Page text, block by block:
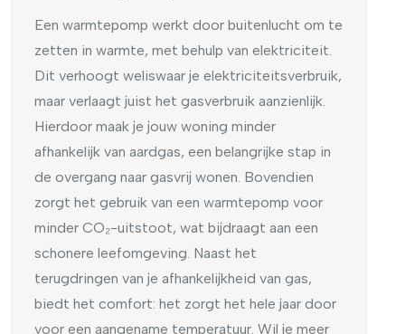
Een warmtepomp werkt door buitenlucht om te
zetten in warmte, met behulp van elektriciteit.
Dit verhoogt weliswaar je elektriciteitsverbruik,
maar verlaagt juist het gasverbruik aanzienlijk.
Hierdoor maak je jouw woning minder
afhankelijk van aardgas, een belangrijke stap in
de overgang naar gasvrij wonen. Bovendien
zorgt het gebruik van een warmtepomp voor
minder CO₂-uitstoot, wat bijdraagt aan een
schonere leefomgeving. Naast het
terugdringen van je afhankelijkheid van gas,
biedt het comfort: het zorgt het hele jaar door
voor een aangename temperatuur. Wil je meer